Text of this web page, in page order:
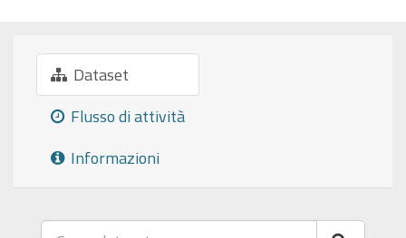
Dataset
Flusso di attività
Informazioni